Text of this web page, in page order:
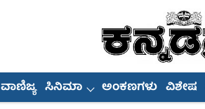
ವಾಣಿಜ್ಯ ಸಿನಿಮಾ ಅಂಕಣಗಳು ವಿಶೇಷ